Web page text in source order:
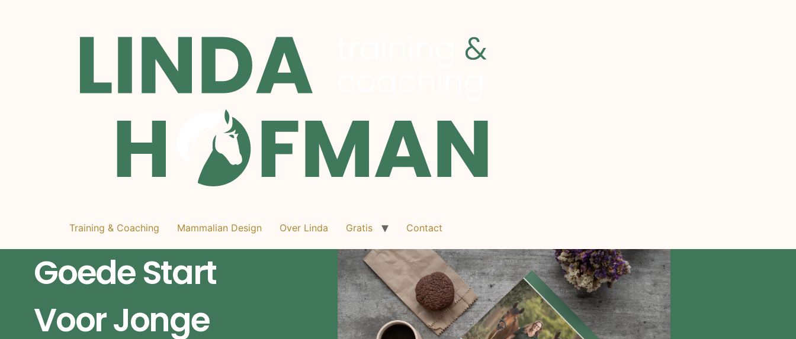
Training & Coaching Mammalian Design Over Linda Gratis Contact
Goede Start
Voor Jonge